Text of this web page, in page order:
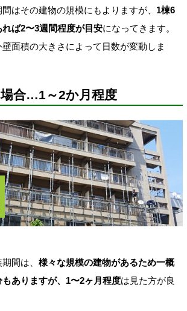
はその建物の規模にもよりますが、 1棟6
ば2〜3週間程度が目安になってきます。
面積の大きさによって日数が変動しま
合…1～2か月程度
間は、 様々な規模の建物があるため一概
ありますが、1〜2ヶ月程度は見た方が良